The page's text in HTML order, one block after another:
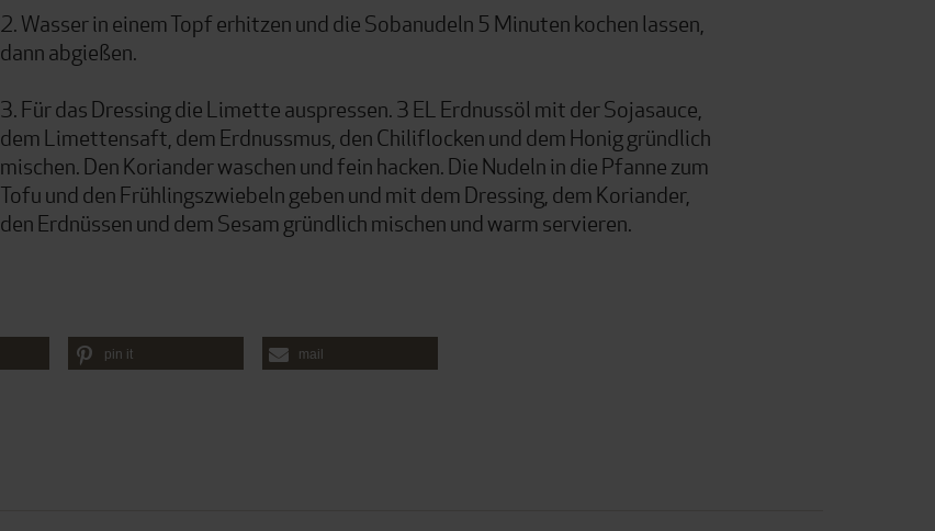
2. Wasser in einem Topf erhitzen und die Sobanudeln 5 Minuten kochen lassen,
dann abgießen.
3. Für das Dressing die Limette auspressen. 3 EL Erdnussöl mit der Sojasauce,
dem Limettensaft, dem Erdnussmus, den Chiliflocken und dem Honig gründlich
mischen. Den Koriander waschen und fein hacken. Die Nudeln in die Pfanne zum
Tofu und den Frühlingszwiebeln geben und mit dem Dressing, dem Koriander,
den Erdnüssen und dem Sesam gründlich mischen und warm servieren.
pin it mail